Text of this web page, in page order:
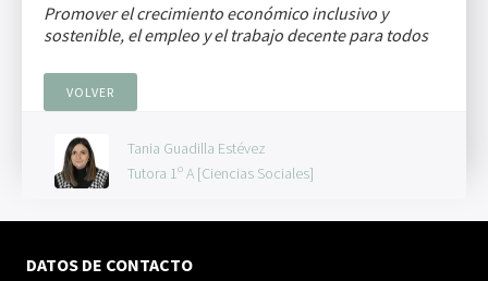
Promover el crecimiento económico inclusivo y
sostenible, el empleo y el trabajo decente para todos
VOLVER
Tania Guadilla Estévez
Tutora 1º A [Ciencias Sociales]
DATOS DE CONTACTO